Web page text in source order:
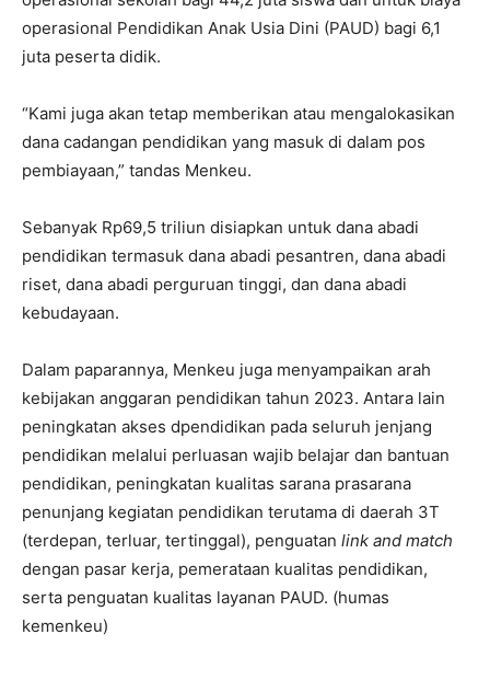
operasional Pendidikan Anak Usia Dini (PAUD) bagi 6,1
juta peserta didik.
“Kami juga akan tetap memberikan atau mengalokasikan
dana cadangan pendidikan yang masuk di dalam pos
pembiayaan,” tandas Menkeu.
Sebanyak Rp69,5 triliun disiapkan untuk dana abadi
pendidikan termasuk dana abadi pesantren, dana abadi
riset, dana abadi perguruan tinggi, dan dana abadi
kebudayaan.
Dalam paparannya, Menkeu juga menyampaikan arah
kebijakan anggaran pendidikan tahun 2023. Antara lain
peningkatan akses dpendidikan pada seluruh jenjang
pendidikan melalui perluasan wajib belajar dan bantuan
pendidikan, peningkatan kualitas sarana prasarana
penunjang kegiatan pendidikan terutama di daerah 3T
(terdepan, terluar, tertinggal), penguatan link and match
dengan pasar kerja, pemerataan kualitas pendidikan,
serta penguatan kualitas layanan PAUD. (humas
kemenkeu)